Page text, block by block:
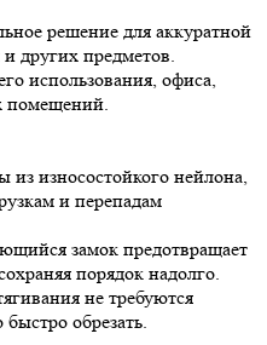
решение для аккуратной
других предметов.
использования, офиса,
помещений.
износостойкого нейлона,
и перепадам
замок предотвращает
порядок надолго.
не требуются
обрезать.